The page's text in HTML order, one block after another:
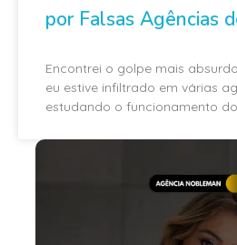
por Falsas Agências
Encontrei o golpe mais
eu estive infiltrado em várias
estudando o funcionamento